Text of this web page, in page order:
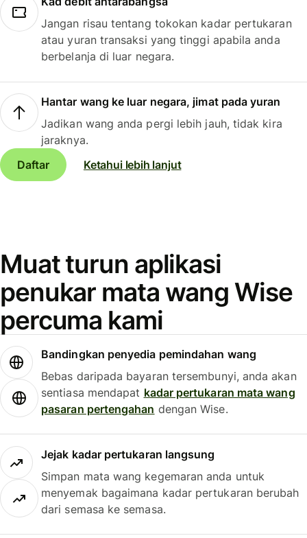
Jangan risau tentang tokokan kadar pertukaran
atau yuran transaksi yang tinggi apabila anda
berbelanja di luar negara.
Hantar wang ke luar negara, jimat pada yuran
Jadikan wang anda pergi lebih jauh, tidak kira
jaraknya.
Daftar
Ketahui lebih lanjut
Muat turun aplikasi
penukar mata wang Wise
percuma kami
Bandingkan penyedia pemindahan wang
Bebas daripada bayaran tersembunyi, anda akan
sentiasa mendapat kadar pertukaran mata wang
pasaran pertengahan dengan Wise.
Jejak kadar pertukaran langsung
Simpan mata wang kegemaran anda untuk
menyemak bagaimana kadar pertukaran berubah
dari semasa ke semasa.